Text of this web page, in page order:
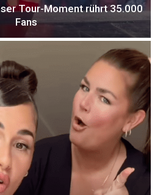
Tour-Moment rührt 35.000
Fans